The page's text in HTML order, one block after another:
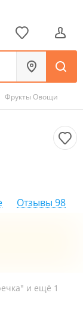
Фрукты Овощи
Отзывы 98
63В и ещё 1